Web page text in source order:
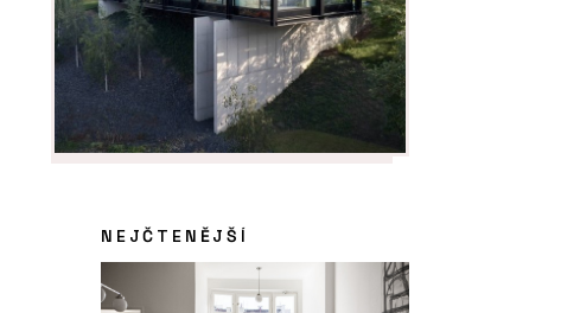
NEJČTENĚJŠÍ